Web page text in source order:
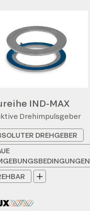
IND-MAX
Drehimpulsgeber
DREHGEBER